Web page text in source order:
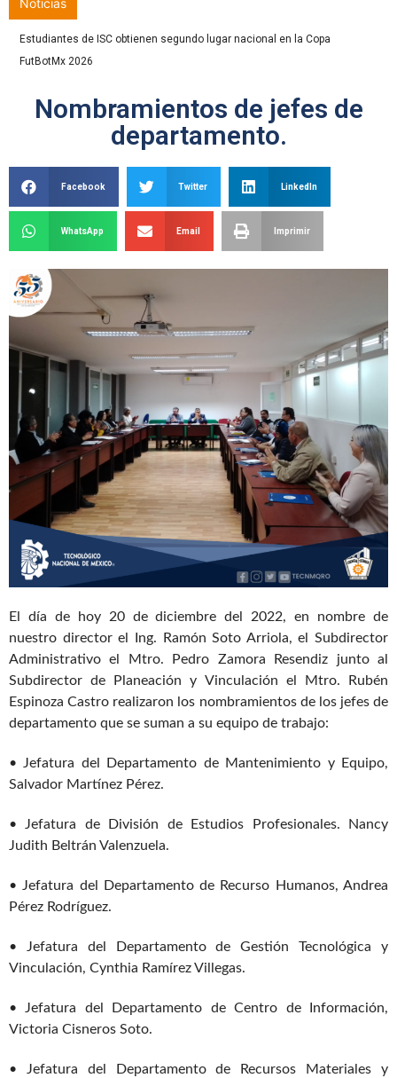
Noticias
Estudiantes de ISC obtienen segundo lugar nacional en la Copa
FutBotMx 2026
Nombramientos de jefes de
departamento.
Facebook Twitter LinkedIn
WhatsApp Email Imprimir
El día de hoy 20 de diciembre del 2022, en nombre de
nuestro director el Ing. Ramón Soto Arriola, el Subdirector
Administrativo el Mtro. Pedro Zamora Resendiz junto al
Subdirector de Planeación y Vinculación el Mtro. Rubén
Espinoza Castro realizaron los nombramientos de los jefes de
departamento que se suman a su equipo de trabajo:
• Jefatura del Departamento de Mantenimiento y Equipo,
Salvador Martínez Pérez.
• Jefatura de División de Estudios Profesionales. Nancy
Judith Beltrán Valenzuela.
• Jefatura del Departamento de Recurso Humanos, Andrea
Pérez Rodríguez.
• Jefatura del Departamento de Gestión Tecnológica y
Vinculación, Cynthia Ramírez Villegas.
• Jefatura del Departamento de Centro de Información,
Victoria Cisneros Soto.
• Jefatura del Departamento de Recursos Materiales y